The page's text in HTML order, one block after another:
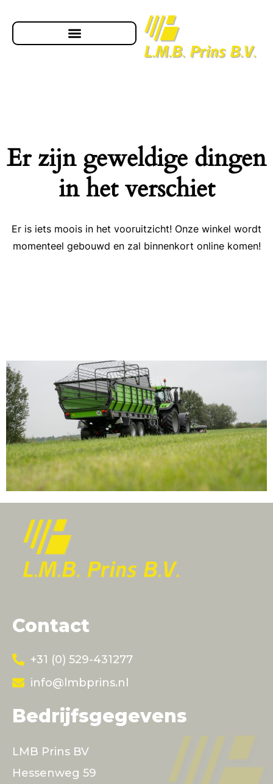
Er zijn geweldige dingen
in het verschiet
Er is iets moois in het vooruitzicht! Onze winkel wordt
momenteel gebouwd en zal binnenkort online komen!
Contact
+31 (0) 529-431277
info@lmbprins.nl
Bedrijfsgegevens
LMB Prins BV
Hessenweg 59